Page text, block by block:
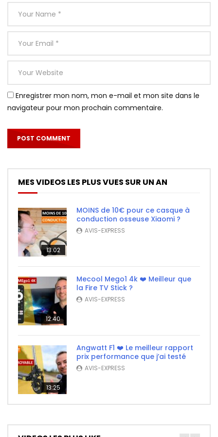
Enregistrer mon nom, mon e-mail et mon site dans le
navigateur pour mon prochain commentaire.
MES VIDEOS LES PLUS VUES SUR UN AN
13:02
MOINS de 10€ pour ce casque à
conduction osseuse Xiaomi ?
AVIS-EXPRESS
12:40
Mecool Mego1 4k ❤️ Meilleur que
la Fire TV Stick ?
AVIS-EXPRESS
13:25
Angwatt F1 ❤️ Le meilleur rapport
prix performance que j’ai testé
AVIS-EXPRESS